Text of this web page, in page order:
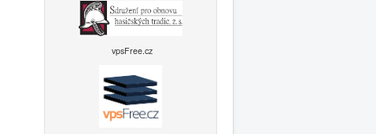
vpsFree.cz